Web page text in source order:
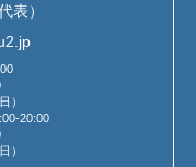
表）
）
20:00
）